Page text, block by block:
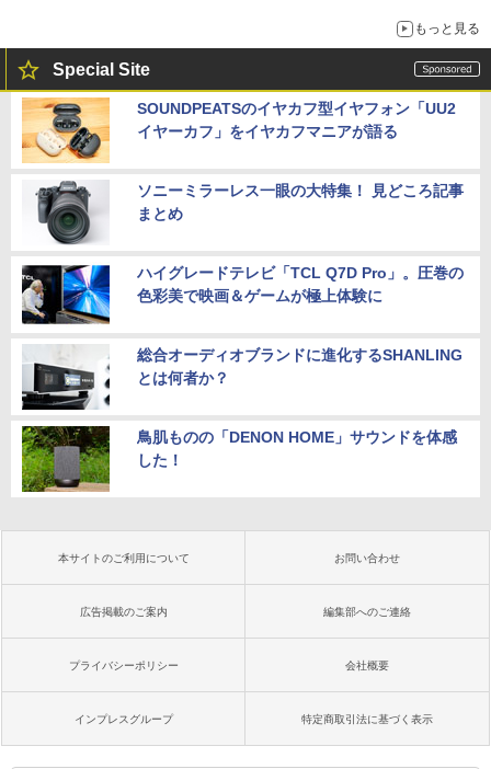
もっと見る
Special Site
SOUNDPEATSのイヤカフ型イヤフォン「UU2
イヤーカフ」をイヤカフマニアが語る
ソニーミラーレス一眼の大特集！ 見どころ記事
まとめ
ハイグレードテレビ「TCL Q7D Pro」。圧巻の
色彩美で映画＆ゲームが極上体験に
総合オーディオブランドに進化するSHANLING
とは何者か？
鳥肌ものの「DENON HOME」サウンドを体感
した！
本サイトのご利用について お問い合わせ
広告掲載のご案内 編集部へのご連絡
プライバシーポリシー 会社概要
インプレスグループ 特定商取引法に基づく表示